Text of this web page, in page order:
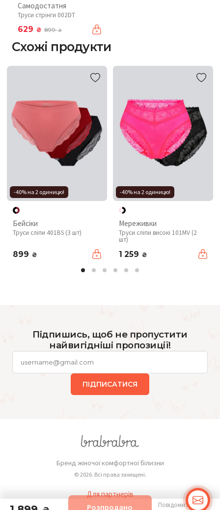
Розпродано
Повідомити про
Самодостатня
Труси стрінги 002DT
629 ₴ 899₴
Схожі продукти
-40% на 2 одиницю!
Бейсіки
Труси сліпи 401BS (3 шт)
899 ₴
-40% на 2 одиницю!
Мереживки
Труси сліпи високі 101MV (2
шт)
1 259 ₴
Підпишись, щоб не пропустити
найвигідніші пропозиції!
ПІДПИСАТИСЯ
Бренд жіночої комфортної білизни
© 2026. Всі права захищені.
Для партнерів
Публічна оферта